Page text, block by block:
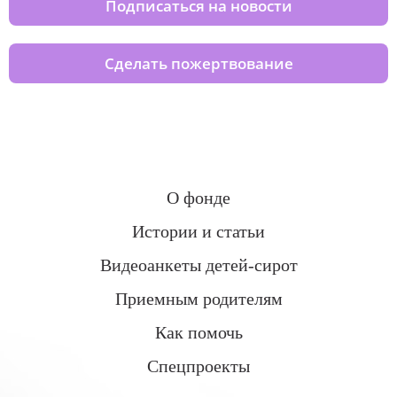
Подписаться на новости
Сделать пожертвование
О фонде
Истории и статьи
Видеоанкеты детей-сирот
Приемным родителям
Как помочь
Спецпроекты